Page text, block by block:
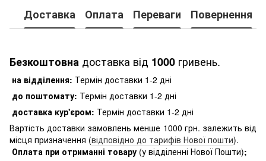
Доставка Оплата Переваги Повернення
Безкоштовна доставка від 1000 гривень.
на відділення: Термін доставки 1-2 дні
до поштомату: Термін доставки 1-2 дні
доставка кур'єром: Термін доставки 1-2 дні
Вартість доставки замовлень менше 1000 грн. залежить від
місця призначення (відповідно до тарифів Нової пошти).
Оплата при отриманні товару (у відділенні Нової Пошти);